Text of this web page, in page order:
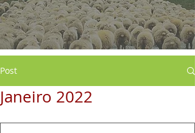
Post
Janeiro 2022